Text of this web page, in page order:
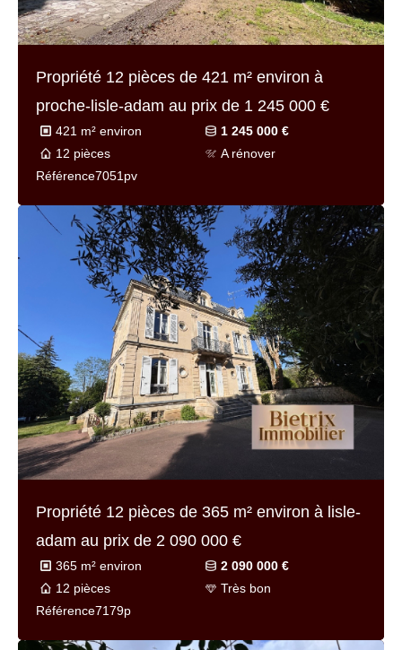
Propriété 12 pièces de 421 m² environ à
proche-lisle-adam au prix de 1 245 000 €
421 m² environ
1 245 000 €
12 pièces
A rénover
Référence7051pv
Propriété 12 pièces de 365 m² environ à lisle-
adam au prix de 2 090 000 €
365 m² environ
2 090 000 €
12 pièces
Très bon
Référence7179p